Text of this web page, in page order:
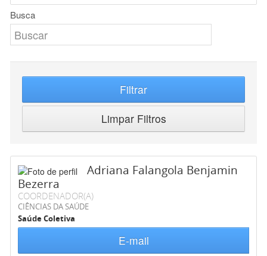
Busca
Filtrar
Limpar Filtros
Adriana Falangola Benjamin
Bezerra
COORDENADOR(A)
CIÊNCIAS DA SAÚDE
Saúde Coletiva
E-mail